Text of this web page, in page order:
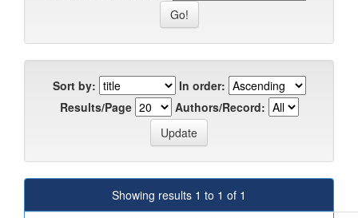
Sort by:
In order:
Results/Page
Authors/Record:
Showing results 1 to 1 of 1